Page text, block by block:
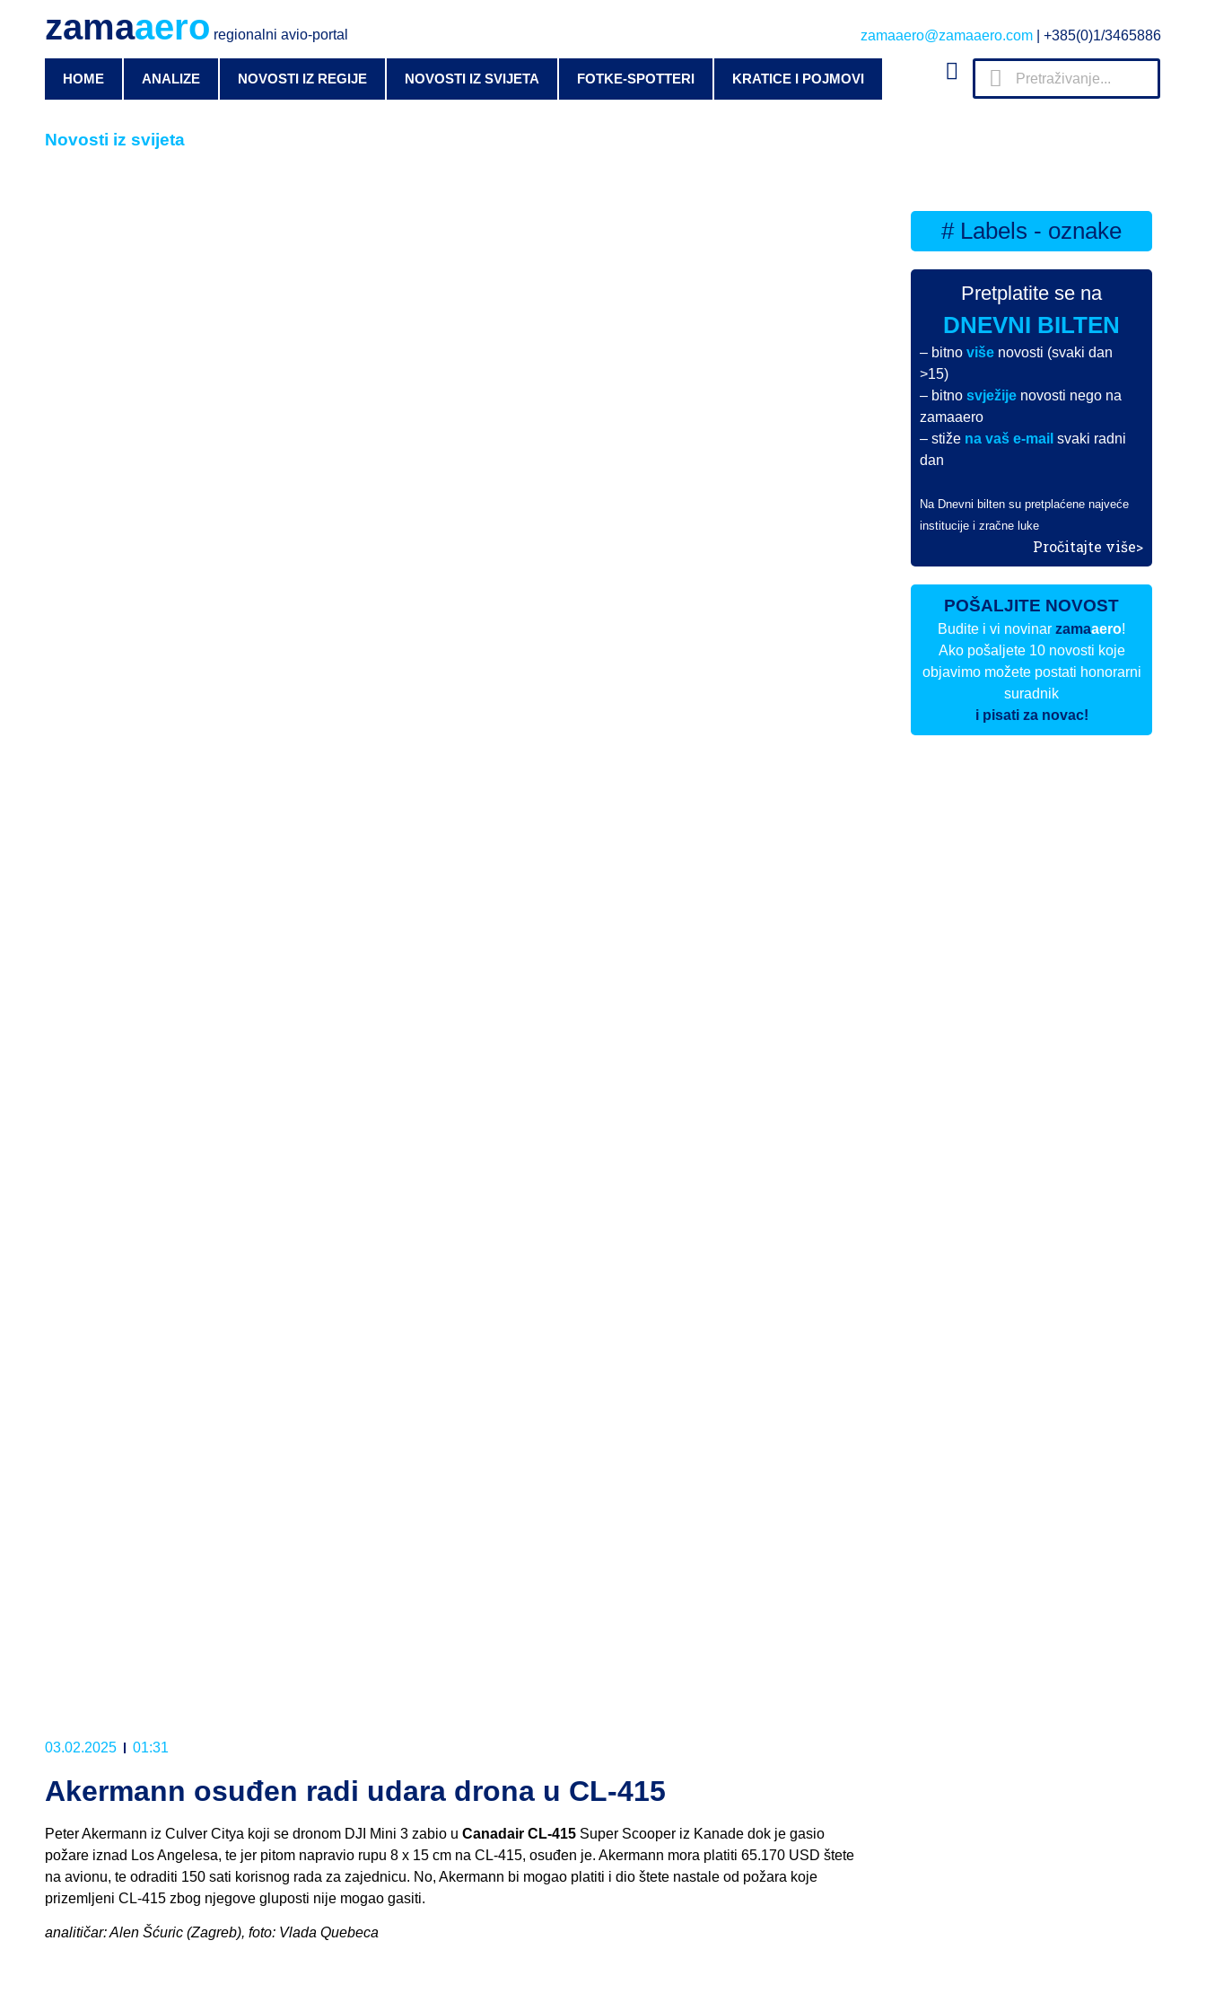
zamaaero regionalni avio-portal zamaaero@zamaaero.com | +385(0)1/3465886
HOME ANALIZE NOVOSTI IZ REGIJE NOVOSTI IZ SVIJETA FOTKE-SPOTTERI KRATICE I POJMOVI
Novosti iz svijeta
03.02.2025 01:31
Akermann osuđen radi udara drona u CL-415
Peter Akermann iz Culver Citya koji se dronom DJI Mini 3 zabio u Canadair CL-415 Super Scooper iz Kanade dok je gasio
požare iznad Los Angelesa, te jer pitom napravio rupu 8 x 15 cm na CL-415, osuđen je. Akermann mora platiti 65.170 USD štete
na avionu, te odraditi 150 sati korisnog rada za zajednicu. No, Akermann bi mogao platiti i dio štete nastale od požara koje
prizemljeni CL-415 zbog njegove gluposti nije mogao gasiti.
analitičar: Alen Šćuric (Zagreb), foto: Vlada Quebeca
# Labels - oznake
Pretplatite se na
DNEVNI BILTEN
– bitnoviše novosti (svaki dan
>15)
– bitnosvježije novosti nego na
zamaaero
– stiže na vaš e-mail svaki radni
dan
Na Dnevni bilten su pretplaćene najveće
institucije i zračne luke
Pročitajte više>
POŠALJITE NOVOST
Budite i vi novinarzamaaero!
Ako pošaljete 10 novosti koje
objavimo možete postati honorarni
suradnik
i pisati za novac!